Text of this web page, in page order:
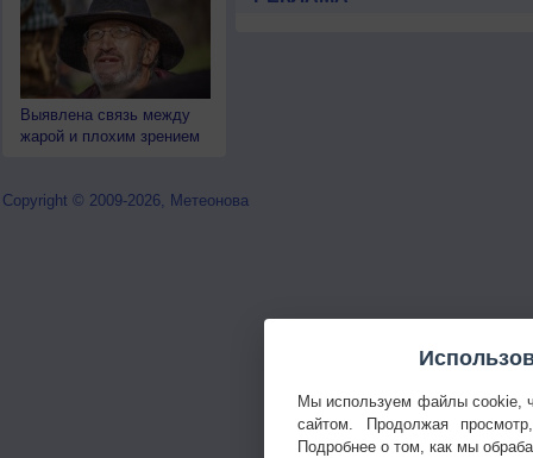
Выявлена связь между
жарой и плохим зрением
Copyright © 2009-2026, Метеонова
Мы используем файлы cookie,
сайтом. Продолжая
Подробнее о том, как мы